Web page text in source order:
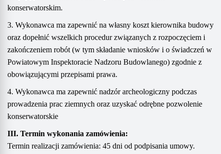
konserwatorskim.
3. Wykonawca ma zapewnić na własny koszt kierownika budowy
oraz dopełnić wszelkich procedur związanych z rozpoczęciem i
zakończeniem robót (w tym składanie wniosków i o świadczeń w
Powiatowym Inspektoracie Nadzoru Budowlanego) zgodnie z
obowiązującymi przepisami prawa.
4. Wykonawca ma zapewnić nadzór archeologiczny podczas
prowadzenia prac ziemnych oraz uzyskać odrębne pozwolenie
konserwatorskie
III. Termin wykonania zamówienia:
Termin realizacji zamówienia: 45 dni od podpisania umowy.